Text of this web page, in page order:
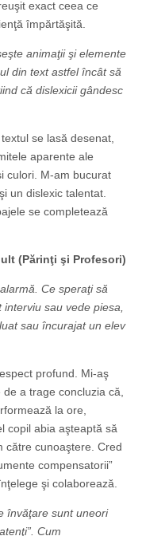
exact ceea ce
împărtăşită.
animaţii şi elemente
din text astfel încât să
că dislexicii gândesc
se lasă desenat,
aparente ale
culori. M-am bucurat
un dislexic talentat.
se completează
(Părinţi şi Profesori)
Ce speraţi să
sau vede piesa,
sau încurajat un elev
profund. Mi-aş
a trage concluzia că,
la ore,
copil abia aşteaptă să
către cunoaştere. Cred
compensatorii”
şi colaborează.
învăţare sunt uneori
Cum